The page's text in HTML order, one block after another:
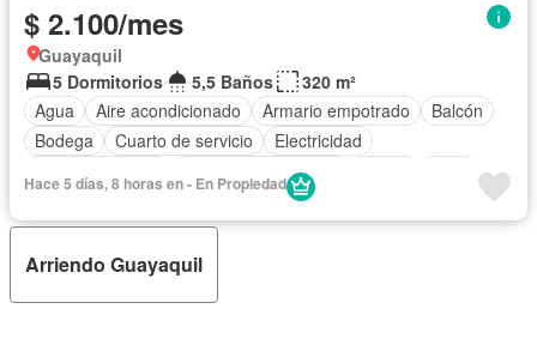
$ 2.100/mes
Guayaquil
5 Dormitorios
5,5 Baños
320 m²
Agua
Aire acondicionado Armario empotrado
Balcón
Bodega
Cuarto de servicio
Electricidad
Garita de guardianía
Vista panorámica Completamente amoblado
Hace 5 días, 8 horas en - En Propiedad
Arriendo Guayaquil